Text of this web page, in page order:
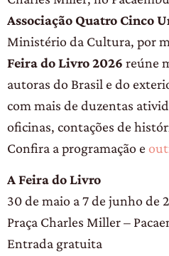
Associação Quatro Cinco
Ministério da Cultura, por
Feira do Livro 2026 reúne
autoras do Brasil e do
com mais de duzentas
oficinas, contações de
Confira a programação e
A Feira do Livro
30 de maio a 7 de junho de
Praça Charles Miller –
Entrada gratuita